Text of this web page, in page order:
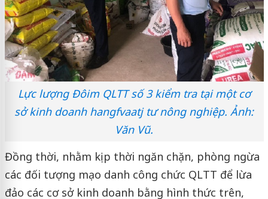
Lực lượng Đôim QLTT số 3 kiểm tra tại một cơ
sở kinh doanh hangfvaatj tư nông nghiệp. Ảnh:
Văn Vũ.
Đồng thời, nhằm kịp thời ngăn chặn, phòng ngừa
các đối tượng mạo danh công chức QLTT để lừa
đảo các cơ sở kinh doanh bằng hình thức trên,